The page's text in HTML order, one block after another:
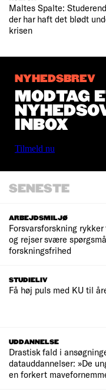
Maltes Spalte:
der har haft det blødt
krisen
NYHEDSBREV
MODTAG
INBOX
Tilmeld nu
SENESTE
ARBEJDSMILJØ
Forsvarsforskning
og rejser svære
forskningsfrihed
STUDIELIV
Få høj puls med KU til
UDDANNELSE
Drastisk fald i
datauddannelser: »De
en forkert